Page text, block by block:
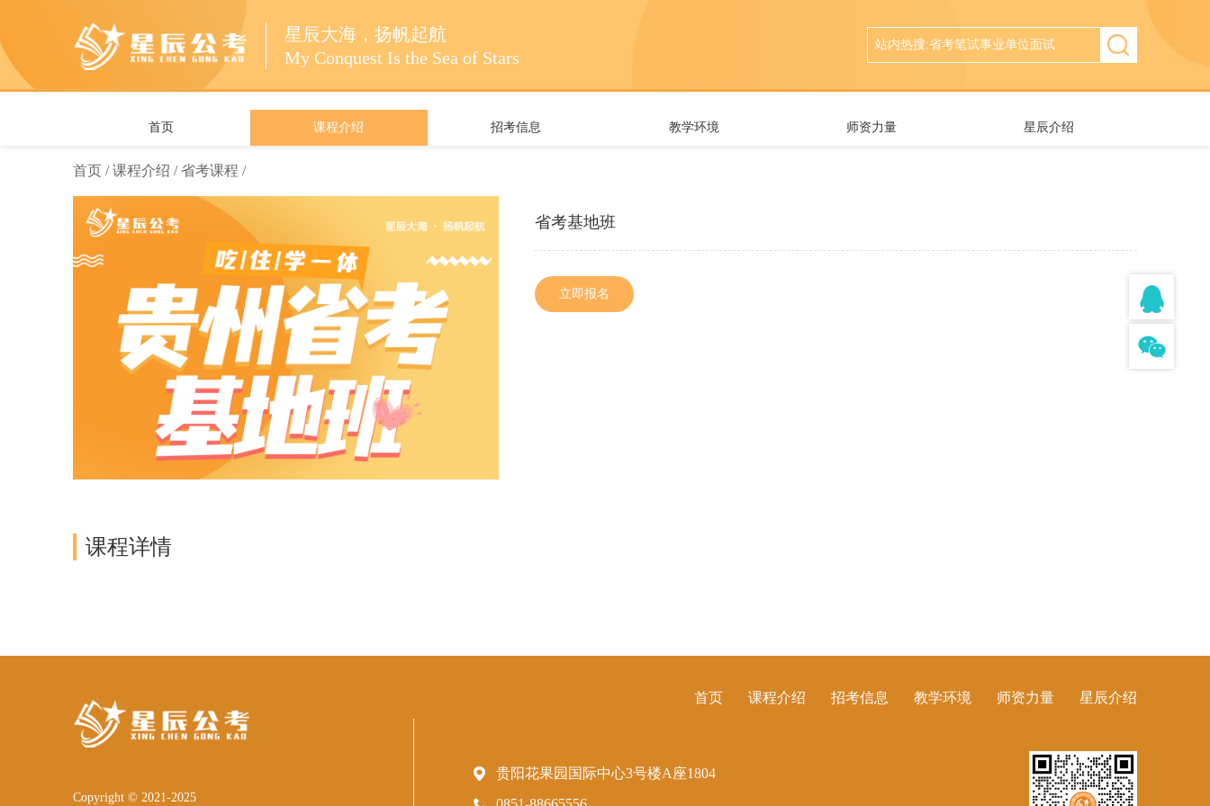
星辰大海，扬帆起航
My Conquest Is the Sea of Stars
首页 课程介绍 招考信息 教学环境 师资力量 星辰介绍
首页 / 课程介绍 / 省考课程 /
省考基地班
立即报名
课程详情
首页 课程介绍 招考信息 教学环境 师资力量 星辰介绍
贵阳花果园国际中心3号楼A座1804
Copyright © 2021-2025